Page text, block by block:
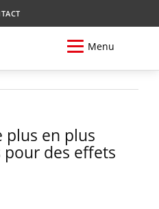
Menu
plus en plus
pour des effets